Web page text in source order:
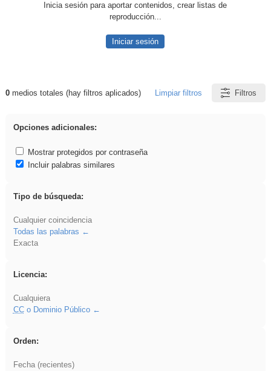
Inicia sesión para aportar contenidos, crear listas de
reproducción...
Iniciar sesión
Resultados de: Crotona
0medios totales (hay filtros aplicados) Limpiar filtros Filtros
Opciones adicionales:
Mostrar protegidos por contraseña
Incluir palabras similares
Tipo de búsqueda:
Cualquier coincidencia
Todas las palabras
Exacta
Licencia:
Cualquiera
CCo Dominio Público
Orden:
Fecha (recientes)